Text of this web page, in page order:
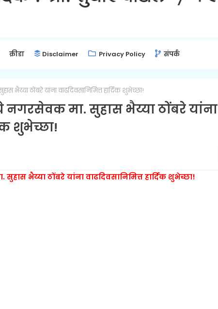
क्रीडा Disclaimer Privacy Policy संपर्क
भैय्या ठोंबरे यांना वाढदिवसानिमित्त हार्दिक शुभेच्छा!
मा. सुहास भैय्या ठोंबरे यांना
शुभेच्छा!
भैय्या ठोंबरे यांना वाढदिवसानिमित्त हार्दिक शुभेच्छा!